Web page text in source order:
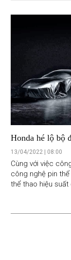
Honda hé lộ bộ
13/04/2022 | 08:00
Cùng với việc
công nghệ pin
thể thao hiệu